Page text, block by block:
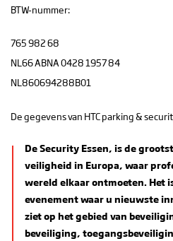
BTW-nummer:
765 982 68
NL66 ABNA 0428 1957 84
NL860694288B01
De gegevens van HTC parking &
De Security Essen, is de
veiligheid in Europa, waar
wereld elkaar ontmoeten. Het
evenement waar u nieuwste
ziet op het gebied van
beveiliging,